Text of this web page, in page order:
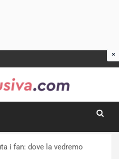
i fan: dove la vedremo